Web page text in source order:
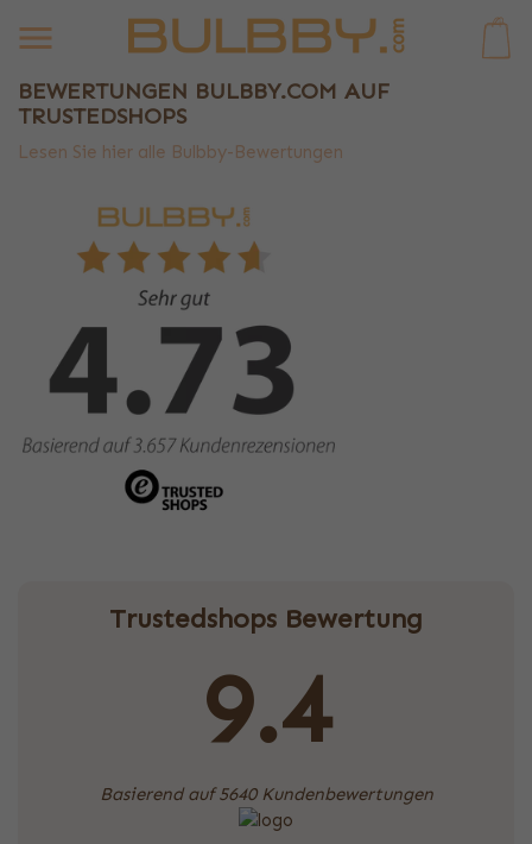
BEWERTUNGEN BULBBY.COM AUF
TRUSTEDSHOPS
Lesen Sie hier alle Bulbby-Bewertungen
Trustedshops Bewertung
9.4
Basierend auf 5640 Kundenbewertungen